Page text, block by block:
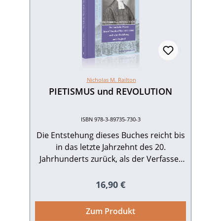
inkl. 16 Farbtafeln in der Buchmitte,
klassisch-edler Leinen-Einband.ISBN
978-3-89735-850-8. EUR 34,80.
96 S. mit 29 Abb. Broschur.ISBN 978-3-
89735-771-6. EUR 16,90
Presseinformation als pdf-Datei zum
Download Buch-Cover als tif-Datei zum
Download
Nicholas M. Railton
PIETISMUS und REVOLUTION
ISBN 978-3-89735-730-3
Die Entstehung dieses Buches reicht bis
in das letzte Jahrzehnt des 20.
Jahrhunderts zurück, als der Verfasser
eines interkonfessionellen,
Evangelikalen in der Mitte des 19.
Regulärer Preis:
16,90 €
Zum Produkt